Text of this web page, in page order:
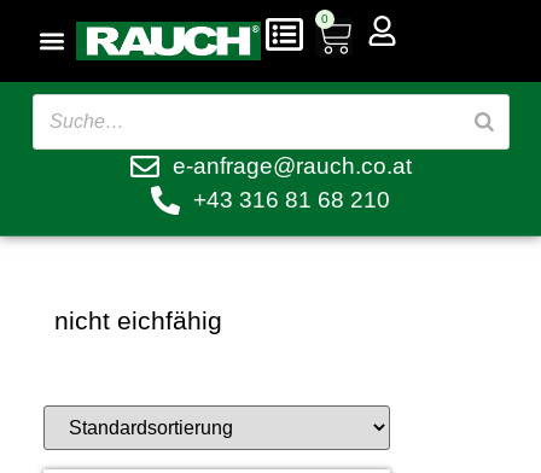
0
e-anfrage@rauch.co.at
+43 316 81 68 210
nicht eichfähig